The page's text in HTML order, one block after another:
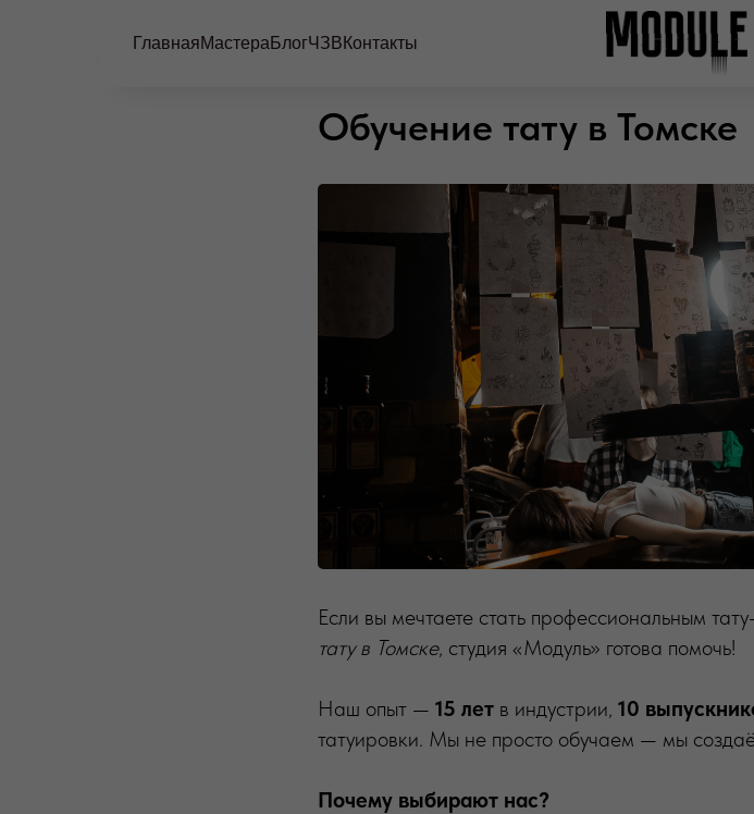
ГлавнаяМастера БлогЧЗВ Контакты
Обучение тату в Томске
Если вы мечтаете стать профессиональным
тату в Томске, студия «Модуль» готова помочь!
Наш опыт — 15 лет в индустрии, 10
татуировки. Мы не просто обучаем — мы
Почему выбирают нас?